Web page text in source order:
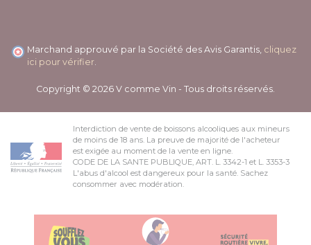
Marchand approuvé par la Société des Avis Garantis, cliquez
ici pour vérifier
Copyright © 2026 V comme Vin - Tous droits réservés.
Interdiction de vente de boissons alcooliques aux mineurs
de moins de 18 ans. La preuve de majorité de l'acheteur
est exigée au moment de la vente en ligne.
CODE DE LA SANTE PUBLIQUE, ART. L. 3342-1 et L. 3353-3
L'abus d'alcool est dangereux pour la santé. Sachez
consommer avec modération.